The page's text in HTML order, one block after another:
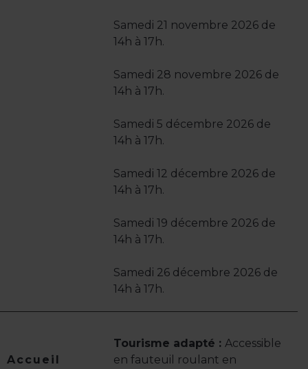
Samedi 21 novembre 2026 de
14h à 17h.
Samedi 28 novembre 2026 de
14h à 17h.
Samedi 5 décembre 2026 de
14h à 17h.
Samedi 12 décembre 2026 de
14h à 17h.
Samedi 19 décembre 2026 de
14h à 17h.
Samedi 26 décembre 2026 de
14h à 17h.
Accueil
Tourisme adapté : Accessible
en fauteuil roulant en